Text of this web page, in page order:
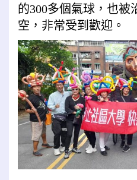
的300多個氣球，也被
空，非常受到歡迎。